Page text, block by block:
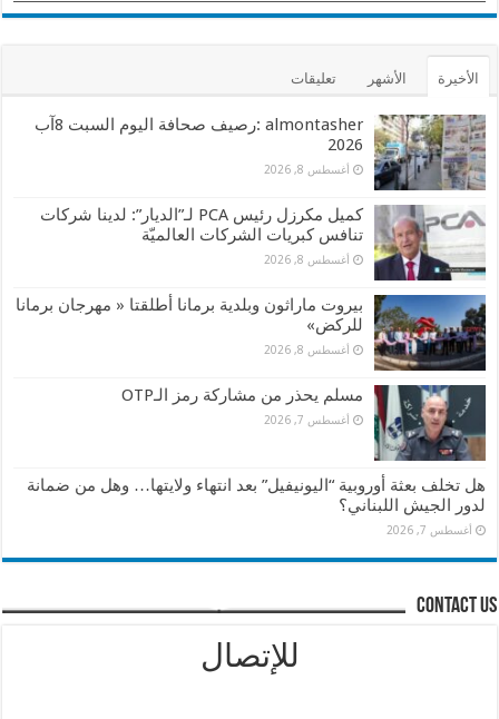
الأخيرة الأشهر تعليقات
almontasher :رصيف صحافة اليوم السبت 8آب
2026
أغسطس 8, 2026
كميل مكرزل رئيس PCA لـ”الديار”: لدينا شركات
تنافس كبريات الشركات العالميّة
أغسطس 8, 2026
بيروت ماراثون وبلدية برمانا أطلقتا « مهرجان برمانا
للركض»
أغسطس 8, 2026
مسلم يحذر من مشاركة رمز الـOTP
أغسطس 7, 2026
هل تخلف بعثة أوروبية “اليونيفيل” بعد انتهاء ولايتها… وهل من ضمانة
لدور الجيش اللبناني؟
أغسطس 7, 2026
contact us
للإتصال